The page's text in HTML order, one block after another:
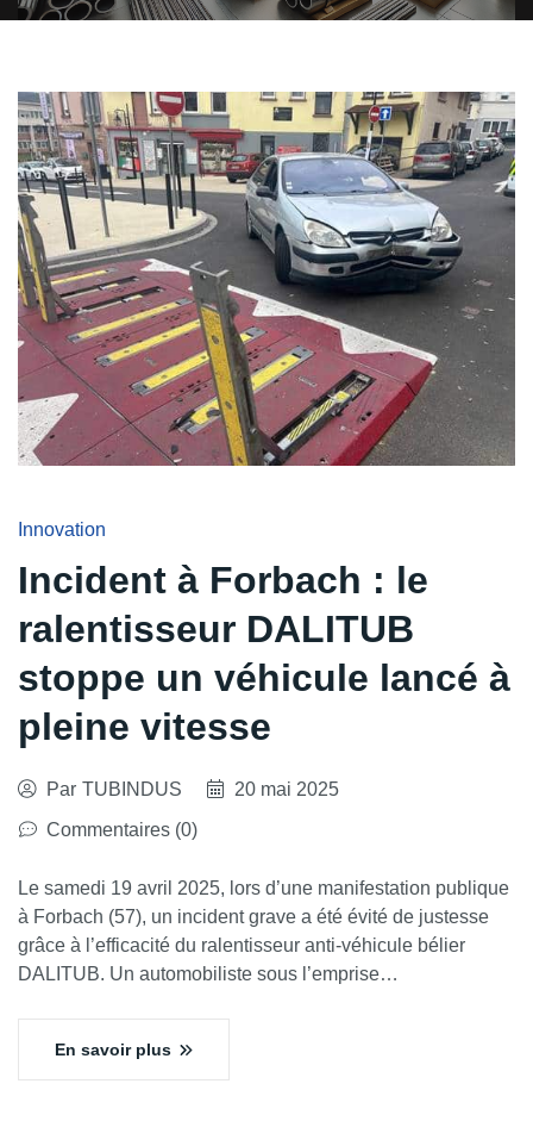
Innovation
Incident à Forbach : le
ralentisseur DALITUB
stoppe un véhicule lancé à
pleine vitesse
Par TUBINDUS
20 mai 2025
Commentaires (0)
Le samedi 19 avril 2025, lors d’une manifestation publique
à Forbach (57), un incident grave a été évité de justesse
grâce à l’efficacité du ralentisseur anti-véhicule bélier
DALITUB. Un automobiliste sous l’emprise…
En savoir plus